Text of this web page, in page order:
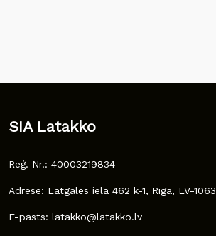
SIA Latakko
Reģ. Nr.: 40003219834
Adrese: Latgales iela 462 k-1, Rīga, LV-1063
E-pasts: latakko@latakko.lv